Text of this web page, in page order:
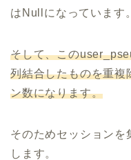
はNullになっています。
そして、この
列結合したものを重複
ン数になります。
そのためセッションを
します。